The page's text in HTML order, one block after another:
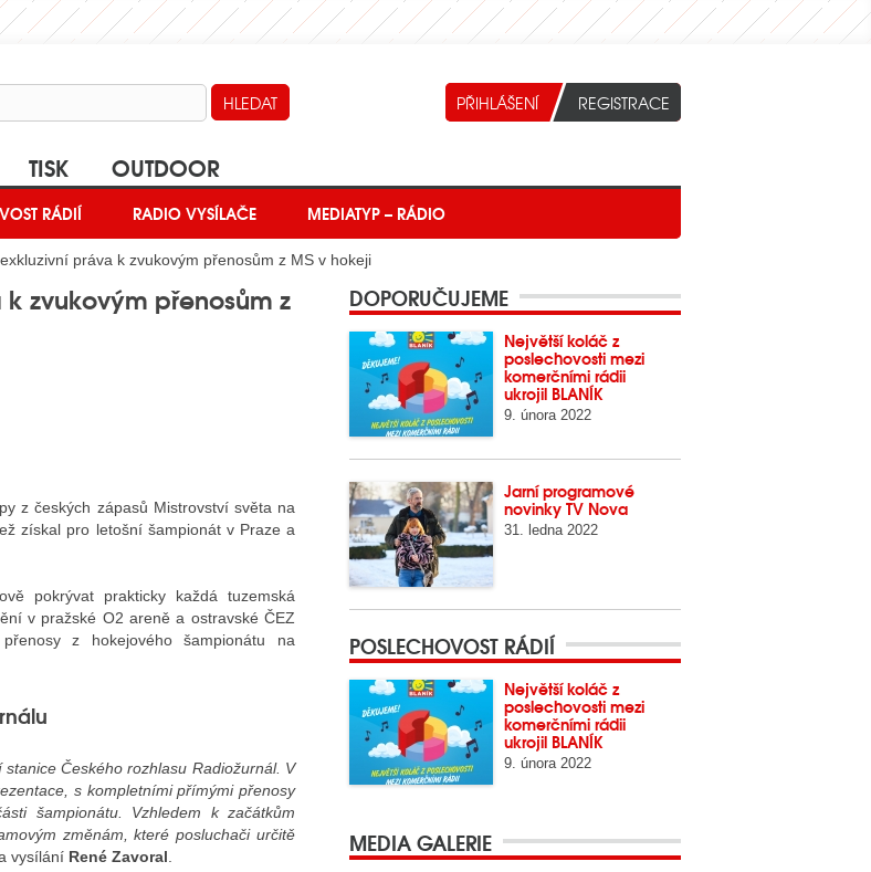
RÁDIÍ RADIO VYSÍLAČE MEDIATYP – RÁDIO
TISK OUTDOOR
práva k zvukovým přenosům z MS v hokeji
zvukovým přenosům z
z českých zápasů Mistrovství světa na
získal pro letošní šampionát v Praze a
pokrývat prakticky každá tuzemská
v pražské O2 areně a ostravské ČEZ
z hokejového šampionátu na
Českého rozhlasu Radiožurnál. V
s kompletními přímými přenosy
šampionátu. Vzhledem k začátkům
změnám, které posluchači určitě
vysílání René Zavoral
DOPORUČUJEME
Největší koláč z
poslechovosti mezi
komerčními rádii
ukrojil BLANÍK
9. února 2022
Jarní programové
novinky TV Nova
31. ledna 2022
POSLECHOVOST RÁDIÍ
Největší koláč z
poslechovosti mezi
komerčními rádii
ukrojil BLANÍK
9. února 2022
MEDIA GALERIE